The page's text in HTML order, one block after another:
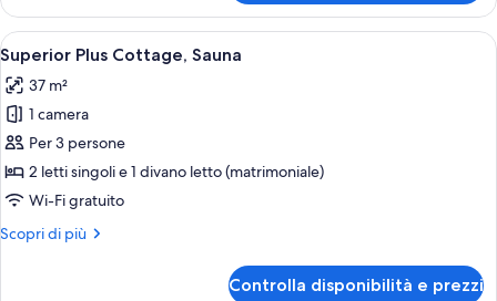
Suite,
Sauna
Apri
tutte
le
foto
per
Superior
Plus
Sauna
Superior Plus Cottage, Sauna |
3
Superior Plus Cottage, Sauna
37 m²
1 camera
Per 3 persone
2 letti singoli e 1 divano letto (matrimoniale)
Wi-Fi gratuito
Scopri di più
Altri
Controlla disponibilità e prezzi